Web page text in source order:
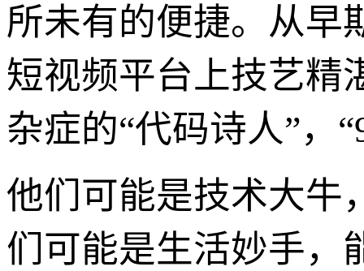
所未有的便捷。从早
短视频平台上技艺精
杂症的“代码诗人”，
他们可能是技术大牛
们可能是生活妙手，